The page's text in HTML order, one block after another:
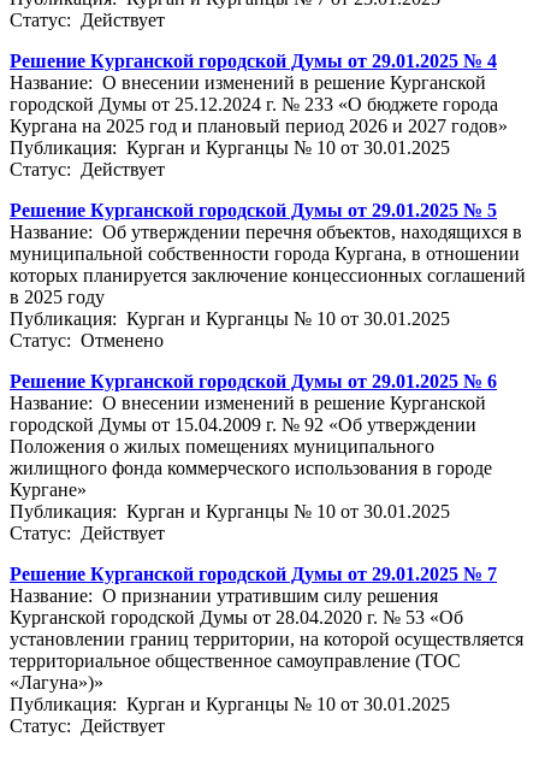
Статус: Действует
Решение Курганской городской Думы от 29.01.2025 № 4
Название: О внесении изменений в решение Курганской
городской Думы от 25.12.2024 г. № 233 «О бюджете города
Кургана на 2025 год и плановый период 2026 и 2027 годов»
Публикация: Курган и Курганцы № 10 от 30.01.2025
Статус: Действует
Решение Курганской городской Думы от 29.01.2025 № 5
Название: Об утверждении перечня объектов, находящихся в
муниципальной собственности города Кургана, в отношении
которых планируется заключение концессионных соглашений
в 2025 году
Публикация: Курган и Курганцы № 10 от 30.01.2025
Статус: Отменено
Решение Курганской городской Думы от 29.01.2025 № 6
Название: О внесении изменений в решение Курганской
городской Думы от 15.04.2009 г. № 92 «Об утверждении
Положения о жилых помещениях муниципального
жилищного фонда коммерческого использования в городе
Кургане»
Публикация: Курган и Курганцы № 10 от 30.01.2025
Статус: Действует
Решение Курганской городской Думы от 29.01.2025 № 7
Название: О признании утратившим силу решения
Курганской городской Думы от 28.04.2020 г. № 53 «Об
установлении границ территории, на которой осуществляется
территориальное общественное самоуправление (ТОС
«Лагуна»)»
Публикация: Курган и Курганцы № 10 от 30.01.2025
Статус: Действует